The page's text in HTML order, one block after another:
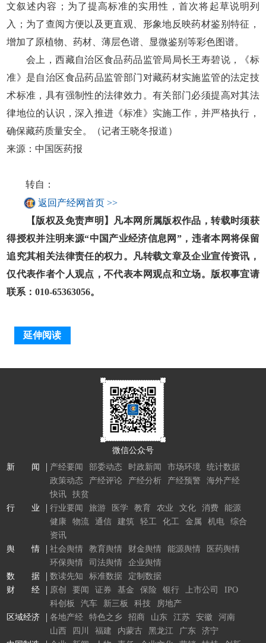
文叙述内容；为了提高标准的实用性，首次将起草说明列
入；为了查阅方便以及更直观、形象地反映药材鉴别特征，
增加了原植物、药材、薄层色谱、显微鉴别等彩色图谱。
会上，西藏自治区食品药品监管局局长王寿碧说，《标
准》是自治区食品药品监管部门对藏药材实施监管的法定技
术标准，具有强制性的法律效力。有关部门必须提高对其法
律地位的认识，深入推进《标准》实施工作，并严格执行，
确保藏药质量安全。（记者王晓冬报道）
来源：中国医药报
转自：
返回产经网首页 >>
【版权及免责声明】凡本网所属版权作品，转载时须获
得授权并注明来源“中国产业经济信息网”，违者本网将保留
追究其相关法律责任的权力。凡转载文章及企业宣传资讯，
仅代表作者个人观点，不代表本网观点和立场。版权事宜请
联系：010-65363056。
延伸阅读
微信公众号
新 闻
产经要闻 部委动态 时政新闻 市场环境
统计数据
政策动态
产经评论 产经分析 产经预警
海外产经
快讯
扶贫
行 业
行业要闻 旅游 医学 教育 农业 文化 消费
能源
健康
物流 通信 建筑 轻工 化工 金属 机电
综合
资讯
舆 情
社会舆情 教育舆情 财金舆情 能源舆情
医药舆情
环保舆情
司法舆情
企业舆情
数 据
数读先知 标准数据
定制数据
财 经
原创 要闻 证券 基金 保险 银行 上市公司
IPO
科创板
汽车 新三板 科技
房地产
区域经济
各地产经 特色之乡 招商 山东 江苏 安徽
河南
山西
四川 福建 内蒙古 黑龙江 广东
济宁